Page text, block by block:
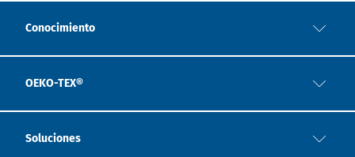
Conocimiento
OEKO-TEX®
Soluciones